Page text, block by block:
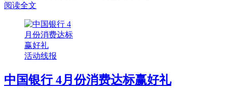
卡
消
阅读全文
活动线报
中国银行 4月份消费达标赢好礼